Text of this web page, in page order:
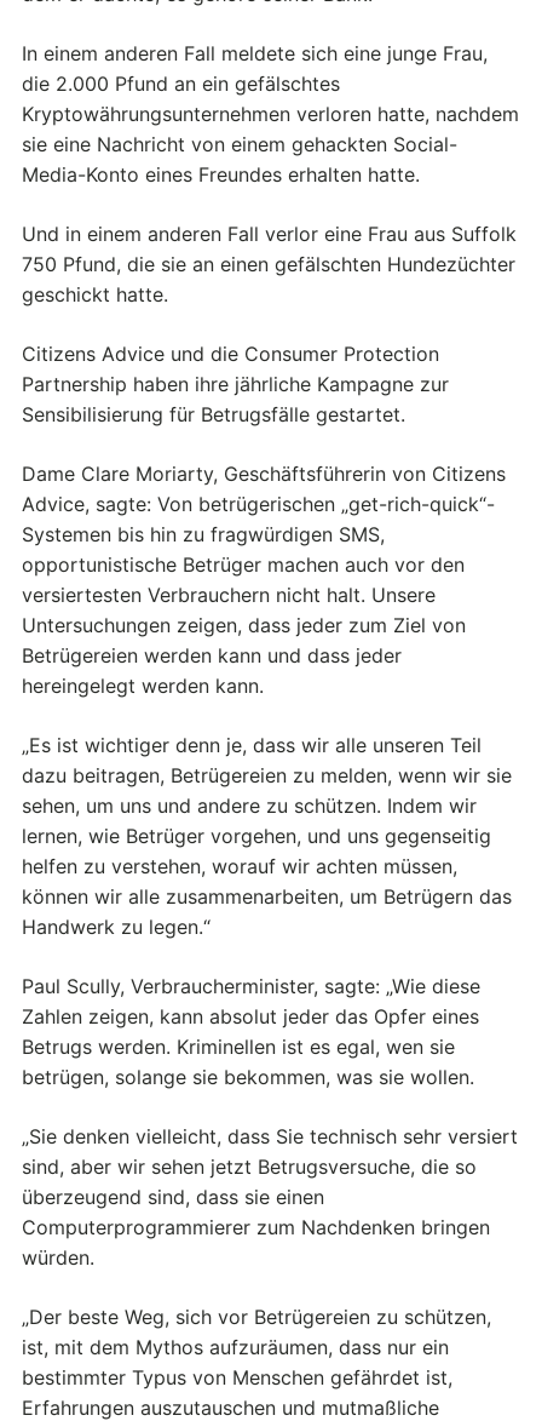
In einem anderen Fall meldete sich eine junge Frau,
die 2.000 Pfund an ein gefälschtes
Kryptowährungsunternehmen verloren hatte, nachdem
sie eine Nachricht von einem gehackten Social-
Media-Konto eines Freundes erhalten hatte.
Und in einem anderen Fall verlor eine Frau aus Suffolk
750 Pfund, die sie an einen gefälschten Hundezüchter
geschickt hatte.
Citizens Advice und die Consumer Protection
Partnership haben ihre jährliche Kampagne zur
Sensibilisierung für Betrugsfälle gestartet.
Dame Clare Moriarty, Geschäftsführerin von Citizens
Advice, sagte: Von betrügerischen „get-rich-quick“-
Systemen bis hin zu fragwürdigen SMS,
opportunistische Betrüger machen auch vor den
versiertesten Verbrauchern nicht halt. Unsere
Untersuchungen zeigen, dass jeder zum Ziel von
Betrügereien werden kann und dass jeder
hereingelegt werden kann.
„Es ist wichtiger denn je, dass wir alle unseren Teil
dazu beitragen, Betrügereien zu melden, wenn wir sie
sehen, um uns und andere zu schützen. Indem wir
lernen, wie Betrüger vorgehen, und uns gegenseitig
helfen zu verstehen, worauf wir achten müssen,
können wir alle zusammenarbeiten, um Betrügern das
Handwerk zu legen.“
Paul Scully, Verbraucherminister, sagte: „Wie diese
Zahlen zeigen, kann absolut jeder das Opfer eines
Betrugs werden. Kriminellen ist es egal, wen sie
betrügen, solange sie bekommen, was sie wollen.
„Sie denken vielleicht, dass Sie technisch sehr versiert
sind, aber wir sehen jetzt Betrugsversuche, die so
überzeugend sind, dass sie einen
Computerprogrammierer zum Nachdenken bringen
würden.
„Der beste Weg, sich vor Betrügereien zu schützen,
ist, mit dem Mythos aufzuräumen, dass nur ein
bestimmter Typus von Menschen gefährdet ist,
Erfahrungen auszutauschen und mutmaßliche